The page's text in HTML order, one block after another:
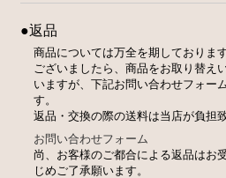
●返品
商品については万全を期しておりま
ございましたら、商品をお取り替え
いますが、下記お問い合わせフォー
す。
返品・交換の際の送料は当店が負担
お問い合わせフォーム
尚、お客様のご都合による返品はお
じめご了承願います。